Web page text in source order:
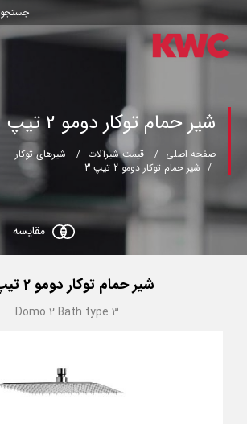
جستجو
شیر حمام توکار دومو 2 تیپ 3
صفحه اصلی قیمت شیرآلات
شیرهای توکار
شیر حمام توکار دومو 2 تیپ 3
مقایسه
شیر حمام توکار دومو 2 تیپ 3
Domo 2 Bath type 3